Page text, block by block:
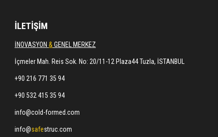
İLETİŞİM
İNOVASYON & GENEL MERKEZ
İçmeler Mah. Reis Sok. No: 20/11-12 Plaza44 Tuzla, İSTANBUL
+90 216 771 35 94
+90 532 415 35 94
info@cold-formed.com
info@safestruc.com